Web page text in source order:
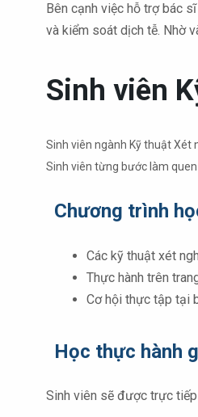
Bên cạnh việc hỗ trợ bác
và kiểm soát dịch tễ. Nhờ
Sinh viên
Sinh viên ngành Kỹ thuật Xét
Sinh viên từng bước làm
Chương trình
Các kỹ thuật xét
Thực hành trên
Cơ hội thực tập tại
Học thực hành
Sinh viên sẽ được trực